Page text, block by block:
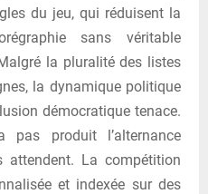
du jeu, qui réduisent la
sans véritable
la pluralité des listes
la dynamique politique
démocratique tenace.
pas produit l’alternance
La compétition
et indexée sur des